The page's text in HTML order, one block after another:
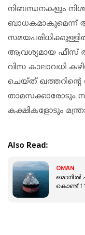
നിബന്ധനകളും
ബാധകമാകുമെന്ന്
ആവശ്യമായ ഫീസ്
വിസ കാലാവധി
ചെയ്ത് ഖത്തറിന്റെ
താമസക്കാരോടും
കക്ഷികളോടും
Also Read:
OMAN
ഒമാനിൽ
കൊണ്ട്